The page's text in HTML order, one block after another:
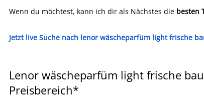
Wenn du möchtest, kann ich dir als Nächstes die besten
Jetzt live Suche nach lenor wäscheparfüm light frische
Lenor wäscheparfüm light frische
Preisbereich*